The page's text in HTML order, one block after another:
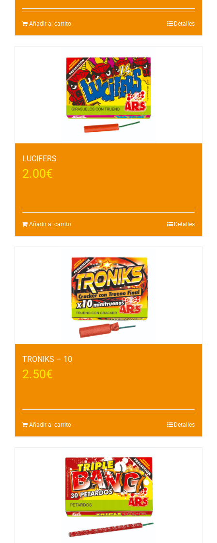
Añadir al carrito Detalles
LUCIFERS
2.00€
Añadir al carrito Detalles
TRONIKS – 10
2.50€
Añadir al carrito Detalles